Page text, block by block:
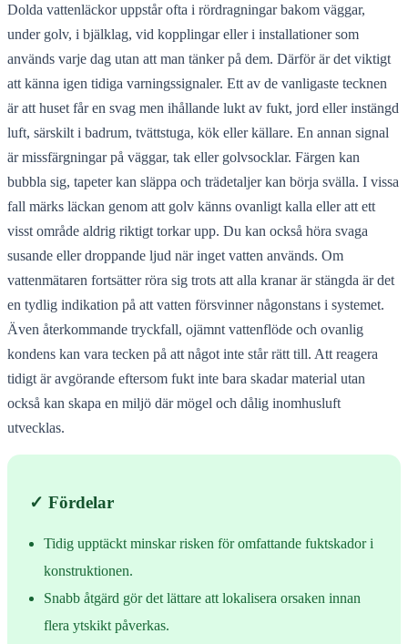
Dolda vattenläckor uppstår ofta i rördragningar bakom väggar,
under golv, i bjälklag, vid kopplingar eller i installationer som
används varje dag utan att man tänker på dem. Därför är det viktigt
att känna igen tidiga varningssignaler. Ett av de vanligaste tecknen
är att huset får en svag men ihållande lukt av fukt, jord eller instängd
luft, särskilt i badrum, tvättstuga, kök eller källare. En annan signal
är missfärgningar på väggar, tak eller golvsocklar. Färgen kan
bubbla sig, tapeter kan släppa och trädetaljer kan börja svälla. I vissa
fall märks läckan genom att golv känns ovanligt kalla eller att ett
visst område aldrig riktigt torkar upp. Du kan också höra svaga
susande eller droppande ljud när inget vatten används. Om
vattenmätaren fortsätter röra sig trots att alla kranar är stängda är det
en tydlig indikation på att vatten försvinner någonstans i systemet.
Även återkommande tryckfall, ojämnt vattenflöde och ovanlig
kondens kan vara tecken på att något inte står rätt till. Att reagera
tidigt är avgörande eftersom fukt inte bara skadar material utan
också kan skapa en miljö där mögel och dålig inomhusluft
utvecklas.
✓ Fördelar
Tidig upptäckt minskar risken för omfattande fuktskador i
konstruktionen.
Snabb åtgärd gör det lättare att lokalisera orsaken innan
flera ytskikt påverkas.